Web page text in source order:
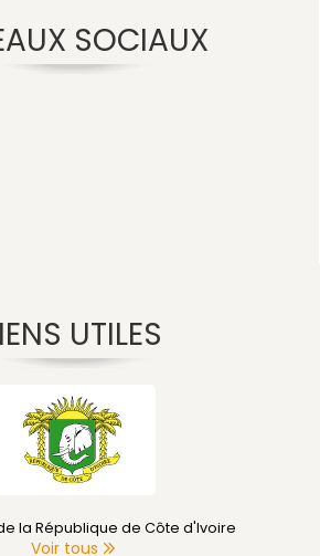
SOCIAUX
UTILES
la République de Côte d'Ivoire
Voir tous